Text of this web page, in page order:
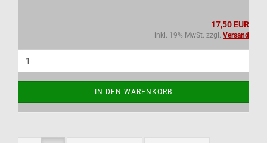
17,50 EUR
inkl. 19% MwSt. zzgl. Versand
IN DEN WARENKORB